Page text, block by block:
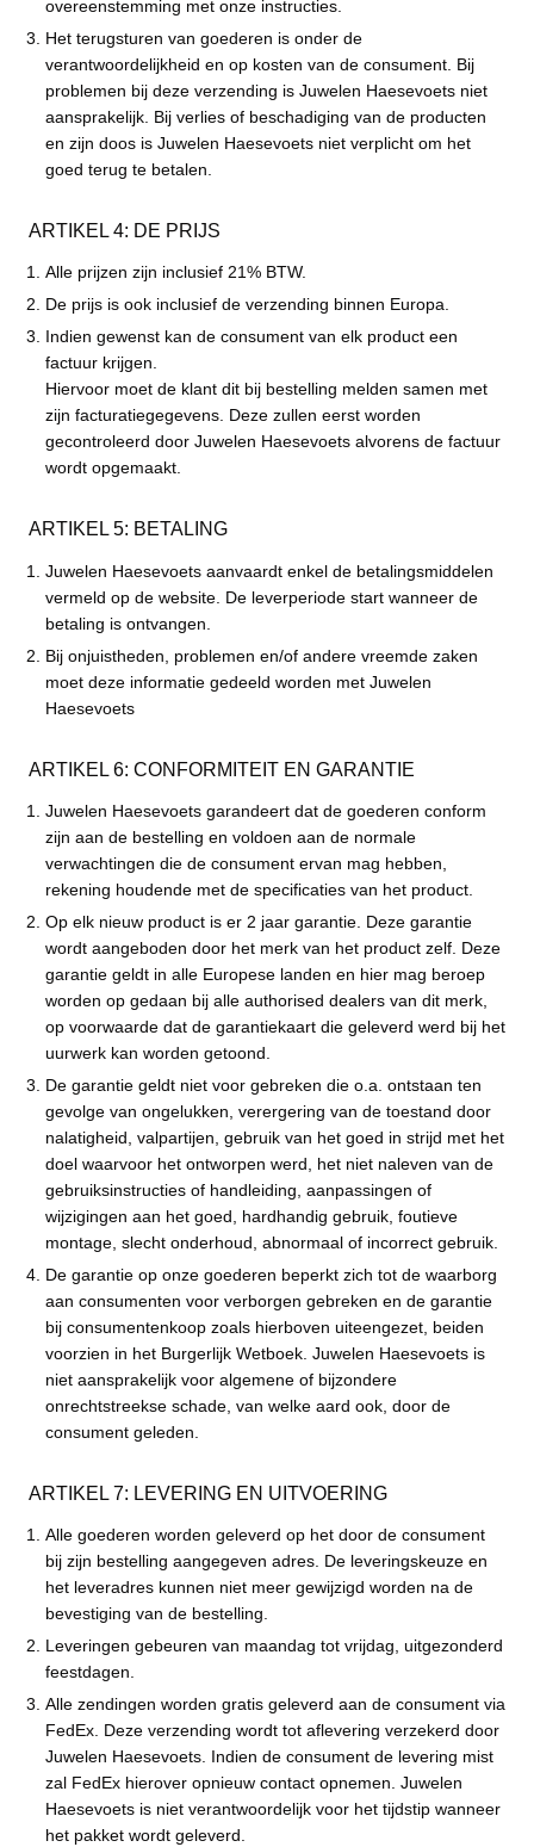
overeenstemming met onze instructies.
Het terugsturen van goederen is onder de
verantwoordelijkheid en op kosten van de consument. Bij
problemen bij deze verzending is Juwelen Haesevoets niet
aansprakelijk. Bij verlies of beschadiging van de producten
en zijn doos is Juwelen Haesevoets niet verplicht om het
goed terug te betalen.
ARTIKEL 4: DE PRIJS
Alle prijzen zijn inclusief 21% BTW.
De prijs is ook inclusief de verzending binnen Europa.
Indien gewenst kan de consument van elk product een
factuur krijgen.
Hiervoor moet de klant dit bij bestelling melden samen met
zijn facturatiegegevens. Deze zullen eerst worden
gecontroleerd door Juwelen Haesevoets alvorens de factuur
wordt opgemaakt.
ARTIKEL 5: BETALING
Juwelen Haesevoets aanvaardt enkel de betalingsmiddelen
vermeld op de website. De leverperiode start wanneer de
betaling is ontvangen.
Bij onjuistheden, problemen en/of andere vreemde zaken
moet deze informatie gedeeld worden met Juwelen
Haesevoets
ARTIKEL 6: CONFORMITEIT EN GARANTIE
Juwelen Haesevoets garandeert dat de goederen conform
zijn aan de bestelling en voldoen aan de normale
verwachtingen die de consument ervan mag hebben,
rekening houdende met de specificaties van het product.
Op elk nieuw product is er 2 jaar garantie. Deze garantie
wordt aangeboden door het merk van het product zelf. Deze
garantie geldt in alle Europese landen en hier mag beroep
worden op gedaan bij alle authorised dealers van dit merk,
op voorwaarde dat de garantiekaart die geleverd werd bij het
uurwerk kan worden getoond.
De garantie geldt niet voor gebreken die o.a. ontstaan ten
gevolge van ongelukken, verergering van de toestand door
nalatigheid, valpartijen, gebruik van het goed in strijd met het
doel waarvoor het ontworpen werd, het niet naleven van de
gebruiksinstructies of handleiding, aanpassingen of
wijzigingen aan het goed, hardhandig gebruik, foutieve
montage, slecht onderhoud, abnormaal of incorrect gebruik.
De garantie op onze goederen beperkt zich tot de waarborg
aan consumenten voor verborgen gebreken en de garantie
bij consumentenkoop zoals hierboven uiteengezet, beiden
voorzien in het Burgerlijk Wetboek. Juwelen Haesevoets is
niet aansprakelijk voor algemene of bijzondere
onrechtstreekse schade, van welke aard ook, door de
consument geleden.
ARTIKEL 7: LEVERING EN UITVOERING
Alle goederen worden geleverd op het door de consument
bij zijn bestelling aangegeven adres. De leveringskeuze en
het leveradres kunnen niet meer gewijzigd worden na de
bevestiging van de bestelling.
Leveringen gebeuren van maandag tot vrijdag, uitgezonderd
feestdagen.
Alle zendingen worden gratis geleverd aan de consument via
FedEx. Deze verzending wordt tot aflevering verzekerd door
Juwelen Haesevoets. Indien de consument de levering mist
zal FedEx hierover opnieuw contact opnemen. Juwelen
Haesevoets is niet verantwoordelijk voor het tijdstip wanneer
het pakket wordt geleverd.